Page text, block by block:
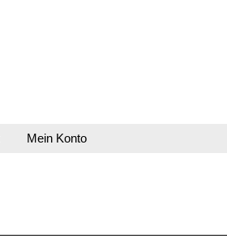
Mein Konto